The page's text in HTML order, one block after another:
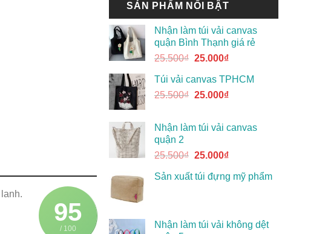
SẢN PHẨM NỔI BẬT
Nhận làm túi vải canvas
quận Bình Thạnh giá rẻ
25.500₫ 25.000₫
Túi vải canvas TPHCM
25.500₫ 25.000₫
Nhận làm túi vải canvas
quận 2
25.500₫ 25.000₫
Sản xuất túi đựng mỹ phẩm
Nhận làm túi vải không dệt
95
/ 100